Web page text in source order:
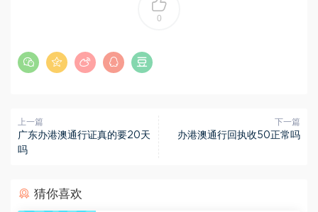
0
上一篇
广东办港澳通行证真的要20天
吗
下一篇
办港澳通行回执收50正常吗
猜你喜欢